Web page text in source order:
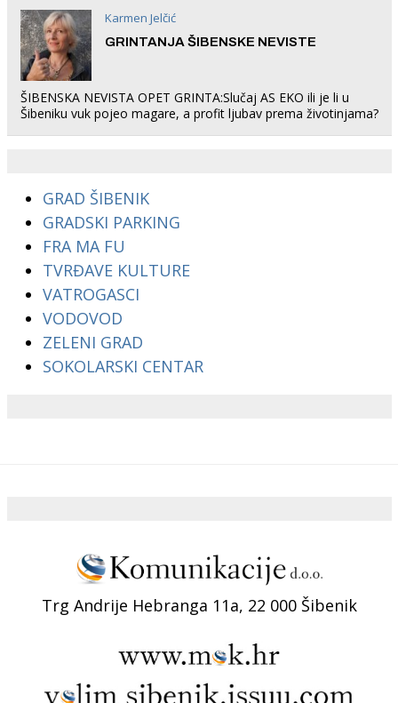
Karmen Jelčić
GRINTANJA ŠIBENSKE NEVISTE
ŠIBENSKA NEVISTA OPET GRINTA:Slučaj AS EKO ili je li u
Šibeniku vuk pojeo magare, a profit ljubav prema životinjama?
GRAD ŠIBENIK
GRADSKI PARKING
FRA MA FU
TVRĐAVE KULTURE
VATROGASCI
VODOVOD
ZELENI GRAD
SOKOLARSKI CENTAR
Trg Andrije Hebranga 11a, 22 000 Šibenik